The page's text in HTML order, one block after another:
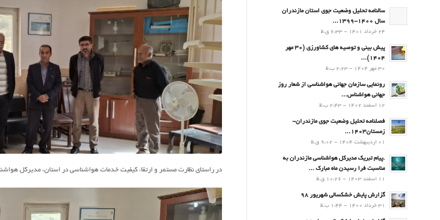
در راستای نظارت مستمر و ارتقاء کیفیت خدمات هواشناسی در استان، مدیرکل
سالنامه تحلیل وضعیت جوی استان مازندران
سال 1400-1399...
24 خرداد 1401 - 6:33 ق.ظ
پیش بینی و توصیه های کشاورزی (30 مهر
۱۴۰۴)...
30 مهر 1404 - 2:23 ب.ظ
رونمایی سازمان جهانی هواشناسی از شعار روز
جهانی هواشناس...
12 اسفند 1402 - 2:43 ب.ظ
فصلنامه تحلیل وضعیت جوی مازندران-
زمستان۱۴۰۳...
01 اردیبهشت 1404 - 9:02 ق.ظ
.پيام تبريك مدیرکل هواشناسی مازندران به
مناسبت فرا رسيدن ماه مبارك ...
11 اسفند 1403 - 10:26 ق.ظ
گزارش پایش خشکسالی شهریور 98
31 خرداد 1400 - 1:44 ب.ظ